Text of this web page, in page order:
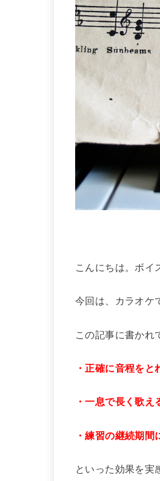
こんにちは。ボイ
今回は、カラオケ
この記事に書かれ
・正確に音程をと
・一息で長く歌
・練習の継続期
といった効果を実